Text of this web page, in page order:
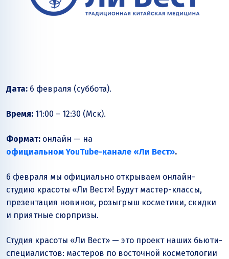
Дата: 6 февраля (суббота).
Время: 11:00 – 12:30 (Мск).
Формат: онлайн — на
официальном YouTube-канале «Ли Вест».
6 февраля мы официально открываем онлайн-
студию красоты «Ли Вест»! Будут мастер-классы,
презентация новинок, розыгрыш косметики, скидки
и приятные сюрпризы.
Студия красоты «Ли Вест» — это проект наших бьюти-
специалистов: мастеров по восточной косметологии